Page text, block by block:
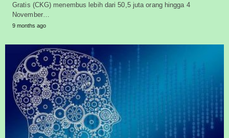
Gratis (CKG) menembus lebih dari 50,5 juta orang hingga 4
November…
9 months ago